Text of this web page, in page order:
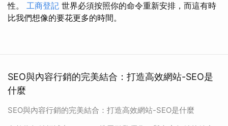
性。 工商登記 世界必須按照你的命令重新安排，而這有時
比我們想像的要花更多的時間。
SEO與內容行銷的完美結合：打造高效網站-SEO是
什麼
SEO與內容行銷的完美結合：打造高效網站-SEO是什麼